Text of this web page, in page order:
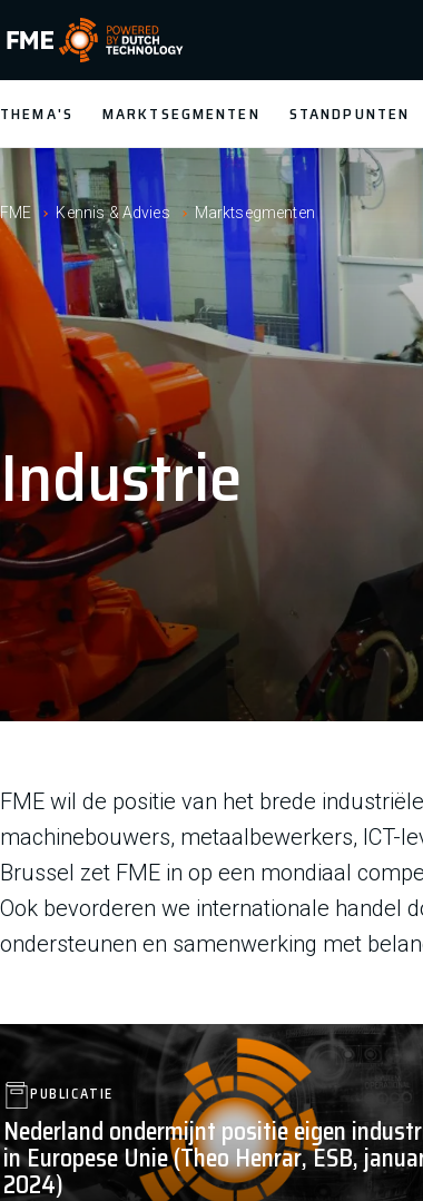
FME Logo, to the homepage
THEMA'S MARKTSEGMENTEN STANDPUNTEN
FME Kennis & Advies Marktsegmenten
Industrie
FME wil de positie van het brede
machinebouwers, metaalbewerkers, ICT-
Brussel zet FME in op een mondiaal
Ook bevorderen we internationale handel
ondersteunen en samenwerking met
PUBLICATIE
Nederland ondermijnt positie eigen
in Europese Unie (Theo Henrar, ESB,
2024)